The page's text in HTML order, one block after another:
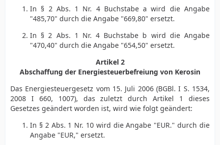
In § 2 Abs. 1 Nr. 4 Buchstabe a wird die Angabe
"485,70" durch die Angabe "669,80" ersetzt.
In § 2 Abs. 1 Nr. 4 Buchstabe b wird die Angabe
"470,40" durch die Angabe "654,50" ersetzt.
Artikel 2
Abschaffung der Energiesteuerbefreiung von Kerosin
Das Energiesteuergesetz vom 15. Juli 2006 (BGBl. I S. 1534,
2008 I 660, 1007), das zuletzt durch Artikel 1 dieses
Gesetzes geändert worden ist, wird wie folgt geändert:
In § 2 Abs. 1 Nr. 10 wird die Angabe "EUR." durch die
Angabe "EUR," ersetzt.